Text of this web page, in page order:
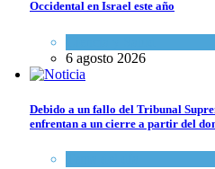
Occidental en Israel este año
6 agosto 2026
Debido a un fallo del Tribunal
enfrentan a un cierre a partir del